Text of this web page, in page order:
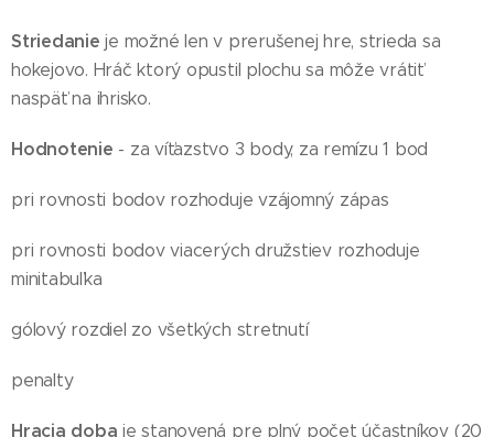
Striedanieje možné len v prerušenej hre, strieda sa
hokejovo. Hráč ktorý opustil plochu sa môže vrátiť
naspäť na ihrisko.
Hodnotenie - za víťazstvo 3 body, za remízu 1 bod
pri rovnosti bodov rozhoduje vzájomný zápas
pri rovnosti bodov viacerých družstiev rozhoduje
minitabuľka
gólový rozdiel zo všetkých stretnutí
penalty
Hracia doba je stanovená pre plný počet účastníkov (20